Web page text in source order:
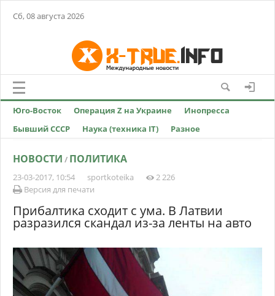
Сб, 08 августа 2026
Юго-Восток Операция Z на Украине
Инопресса
Бывший СССР
Наука (техника IT) Разное
НОВОСТИ / ПОЛИТИКА
23-03-2017, 10:54 sportkoteika
2 226
Версия для печати
Прибалтика сходит с ума. В Латвии
разразился скандал из-за ленты на авто